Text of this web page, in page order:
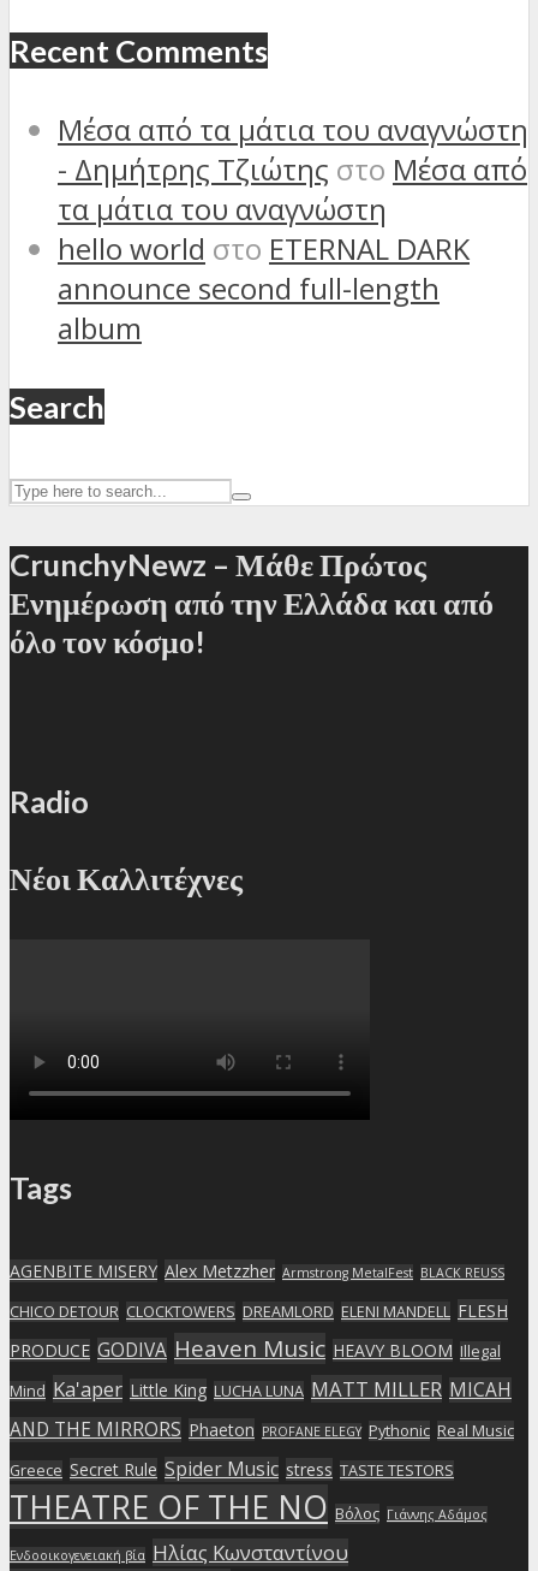
Recent Comments
Μέσα από τα μάτια του αναγνώστη
- Δημήτρης Τζιώτης στο Μέσα από
τα μάτια του αναγνώστη
hello world στο ETERNAL DARK
announce second full-length
album
Search
CrunchyNewz – Μάθε Πρώτος
Ενημέρωση από την Ελλάδα και από
όλο τον κόσμο!
Radio
Νέοι Καλλιτέχνες
Tags
AGENBITE MISERY Alex Metzzher Armstrong MetalFest BLACK REUSS
CHICO DETOUR CLOCKTOWERS DREAMLORD ELENI MANDELL FLESH
PRODUCE GODIVA Heaven Music HEAVY BLOOM Illegal
Mind Ka'aper Little King LUCHA LUNA MATT MILLER MICAH
AND THE MIRRORS Phaeton PROFANE ELEGY Pythonic Real Music
Greece Secret Rule Spider Music stress TASTE TESTORS
THEATRE OF THE NO Βόλος Γιάννης Αδάμος
Ενδοοικογενειακή βία Ηλίας Κωνσταντίνου